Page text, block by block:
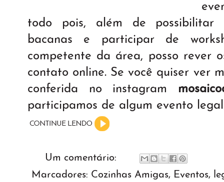
todo pois, além de possibilitar
bacanas e participar de
competente da área, posso rever
contato online. Se você quiser ver
conferida no instagram
participamos de algum evento
Um comentário:
Marcadores: Cozinhas Amigas, Eventos,